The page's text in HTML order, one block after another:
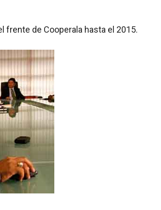
frente de Cooperala hasta el 2015.